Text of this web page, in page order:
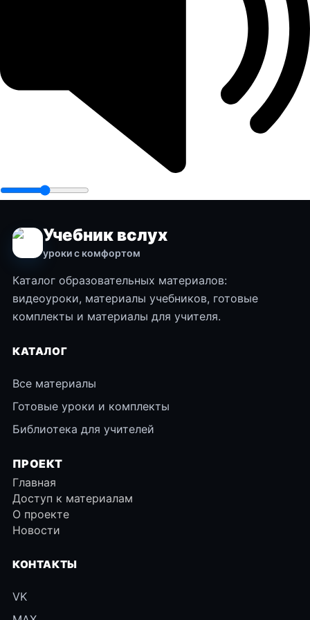
Учебник вслух
уроки с комфортом
Каталог образовательных материалов:
видеоуроки, материалы учебников, готовые
комплекты и материалы для учителя.
КАТАЛОГ
Все материалы
Готовые уроки и комплекты
Библиотека для учителей
ПРОЕКТ
Главная
Доступ к материалам
О проекте
Новости
КОНТАКТЫ
VK